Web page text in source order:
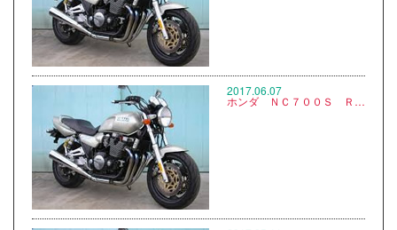
2017.06.07
ホンダ ＮＣ７００Ｓ ＲＣ６１ ※写真なし